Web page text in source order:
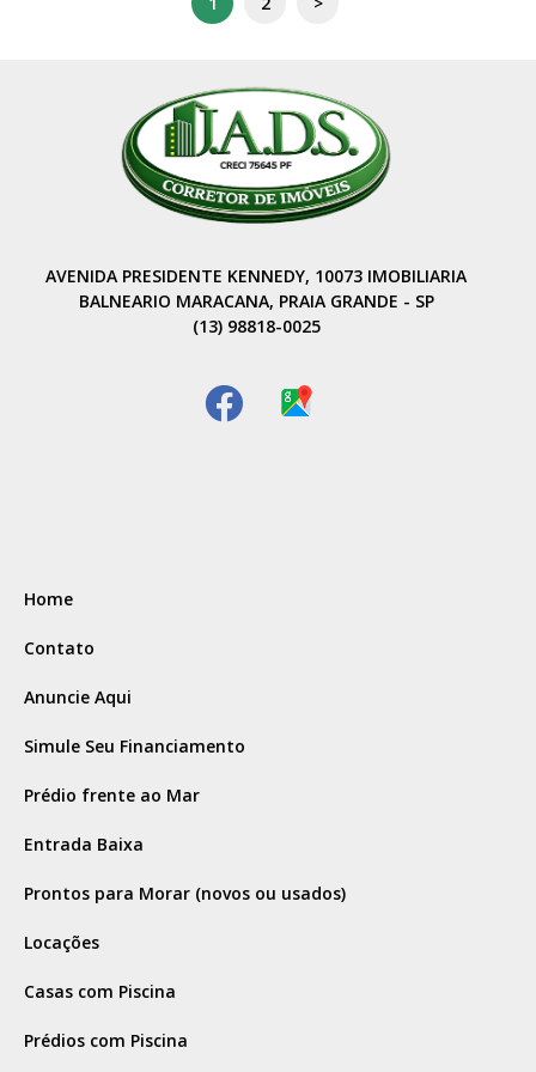
AVENIDA PRESIDENTE KENNEDY, 10073 IMOBILIARIA
BALNEARIO MARACANA, PRAIA GRANDE - SP
(13) 98818-0025
Home
Contato
Anuncie Aqui
Simule Seu Financiamento
Prédio frente ao Mar
Entrada Baixa
Prontos para Morar (novos ou usados)
Locações
Casas com Piscina
Prédios com Piscina